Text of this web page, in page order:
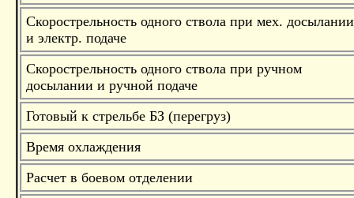
Скорострельность одного ствола при мех. досылании
и электр. подаче
Скорострельность одного ствола при ручном
досылании и ручной подаче
Готовый к стрельбе БЗ (перегруз)
Время охлаждения
Расчет в боевом отделении